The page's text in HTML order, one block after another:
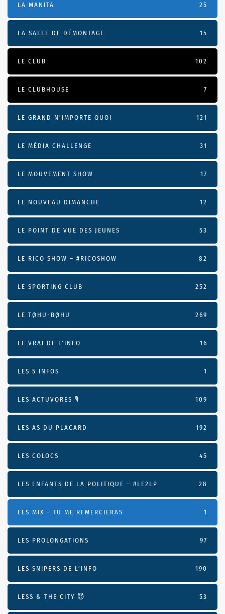
LA MANITA 25
LA SALLE DE DÉMONTAGE 15
LE CLUB 102
LE CLUBHOUSE 7
LE GRAND N’IMPORTE QUOI 121
LE MÉDIA CHALLENGE 31
LE MOUVEMENT SHOW 17
LE NOUVEAU DIMANCHE 12
LE POINT DE VUE DES JEUNES 53
LE RICO SHOW – #RICOSHOW 82
LE SPORTING CLUB 252
LE TØHU-BØHU 269
LE VRAI DE L’INFO 16
LES 5 INFOS 1
LES ACTUVORES 🎙 109
LES AS DU PLACARD 192
LES COLOCS 45
LES ENFANTS DE LA POLITIQUE – #LE2LP 28
LES MIX - TU ME REMERCIERAS 1
LES PROLONGATIONS 97
LES SNIPERS DE L’INFO 190
LESS & THE CITY 😈 53